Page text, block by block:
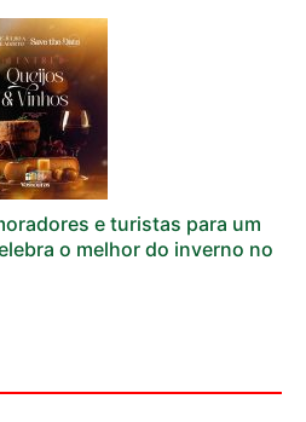
e turistas para um
o melhor do inverno no